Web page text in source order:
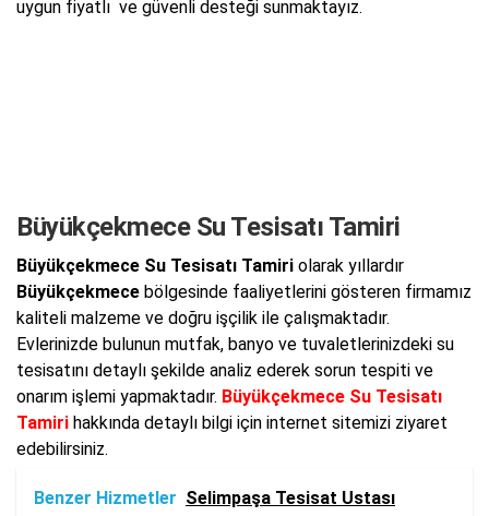
uygun fiyatlı ve güvenli desteği sunmaktayız.
Büyükçekmece Su Tesisatı Tamiri
Büyükçekmece Su Tesisatı Tamiri olarak yıllardır
Büyükçekmece bölgesinde faaliyetlerini gösteren firmamız
kaliteli malzeme ve doğru işçilik ile çalışmaktadır.
Evlerinizde bulunun mutfak, banyo ve tuvaletlerinizdeki su
tesisatını detaylı şekilde analiz ederek sorun tespiti ve
onarım işlemi yapmaktadır. Büyükçekmece Su Tesisatı
Tamiri hakkında detaylı bilgi için internet sitemizi ziyaret
edebilirsiniz.
Benzer Hizmetler Selimpaşa Tesisat Ustası